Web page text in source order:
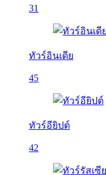
31
ทัวร์อินเดีย
45
ทัวร์อียิปต์
42